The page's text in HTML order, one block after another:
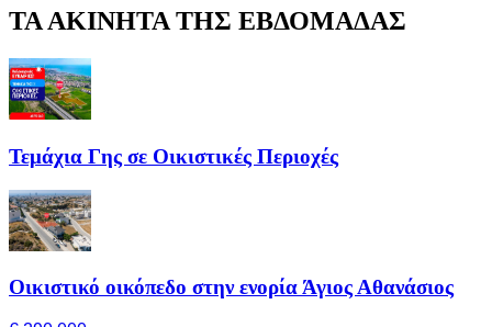
ΤΑ ΑΚΙΝΗΤΑ ΤΗΣ ΕΒΔΟΜΑΔΑΣ
Τεμάχια Γης σε Οικιστικές Περιοχές
Οικιστικό οικόπεδο στην ενορία Άγιος Αθανάσιος